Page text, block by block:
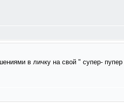
в личку на свой " супер-